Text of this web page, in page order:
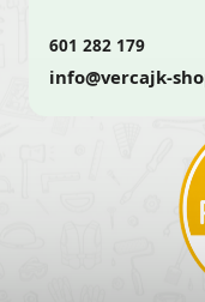
601 282 179
info@vercajk-